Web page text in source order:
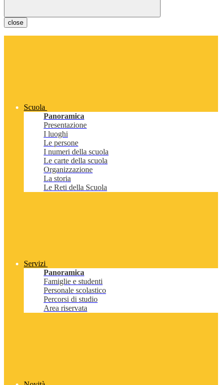
close
Scuola
Panoramica
Presentazione
I luoghi
Le persone
I numeri della scuola
Le carte della scuola
Organizzazione
La storia
Le Reti della Scuola
Servizi
Panoramica
Famiglie e studenti
Personale scolastico
Percorsi di studio
Area riservata